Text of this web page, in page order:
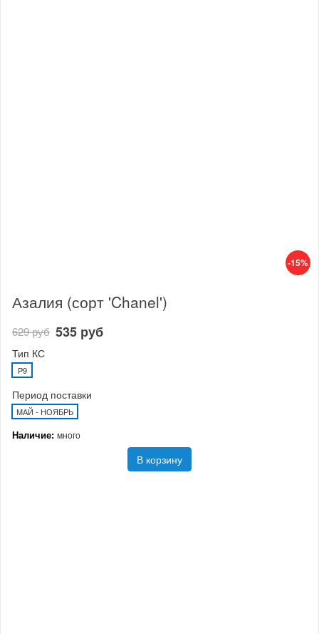
-15%
Азалия (сорт 'Chanel')
629 руб 535 руб
Тип КС
P9
Период поставки
МАЙ - НОЯБРЬ
Наличие: много
В корзину